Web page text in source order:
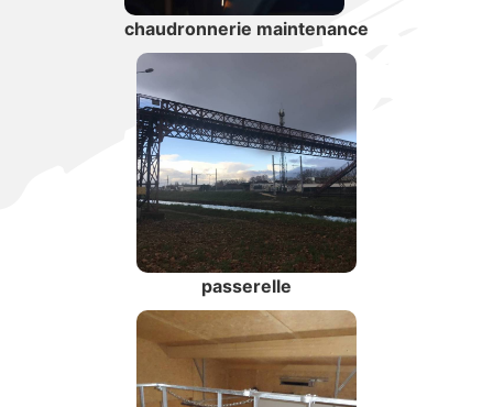
chaudronnerie maintenance
passerelle